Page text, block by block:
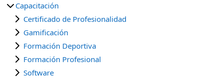
Capacitación
Certificado de Profesionalidad
Gamificación
Formación Deportiva
Formación Profesional
Software